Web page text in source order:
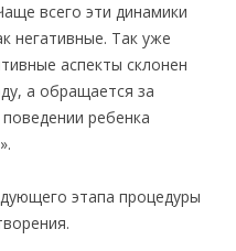
всего эти динамики
негативные. Так уже
аспекты склонен
а обращается за
ребенка
этапа процедуры